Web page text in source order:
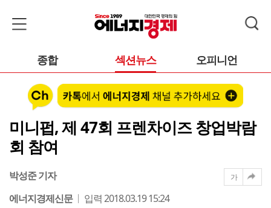
종합 섹션뉴스 오피니언
미니펍, 제 47회 프렌차이즈 창업박람
회 참여
박성준 기자
에너지경제신문
입력 2018.03.19 15:24
가